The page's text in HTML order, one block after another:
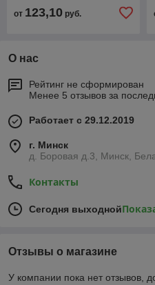
от 123,10 руб.
О нас
Рейтинг не сформирован
Менее 5 отзывов за
Работает с 29.12.2019
г. Минск
д. Боровая д.3, Минск,
Контакты
Сегодня выходной
Отзывы о магазине
У компании пока нет отзывов,